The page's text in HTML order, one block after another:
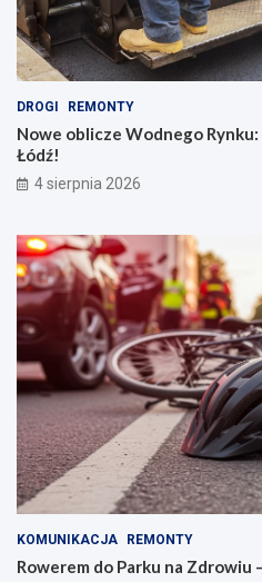
DROGI REMONTY
Nowe oblicze Wodnego
Łódź!
4 sierpnia 2026
KOMUNIKACJA REMONTY
Rowerem do Parku na Zdrowiu